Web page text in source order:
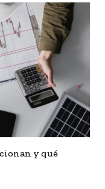
y qué